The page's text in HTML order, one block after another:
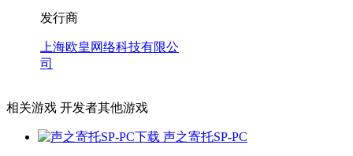
发行商
上海欧皇网络科技有限公
司
相关游戏 开发者其他游戏
声之寄托SP-PC